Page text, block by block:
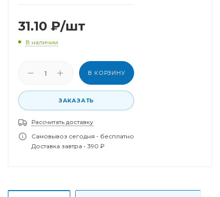
31.10 ₽/шт
В наличии
В КОРЗИНУ
ЗАКАЗАТЬ
Рассчитать доставку
Самовывоз сегодня - бесплатно
Доставка завтра - 390 ₽
Спасибо за заказ!
В ближайшее время наш менеджер свяжется с